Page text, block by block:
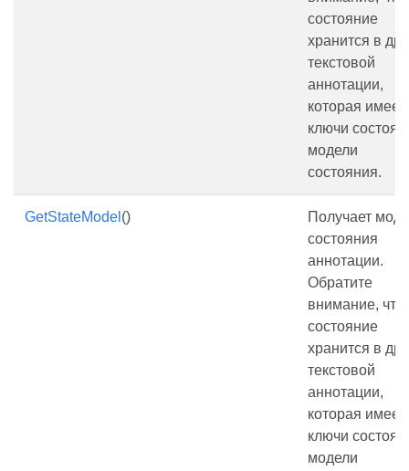
состояние
хранится в
текстовой
аннотации,
которая имеет
ключи
модели
состояния.
GetStateModel ()
Получает
состояния
аннотации.
Обратите
внимание, что
состояние
хранится в
текстовой
аннотации,
которая имеет
ключи
модели